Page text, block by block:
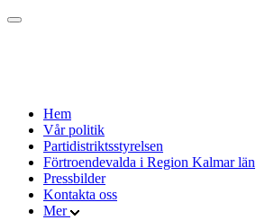
Hem
Vår politik
Partidistriktsstyrelsen
Förtroendevalda i Region Kalmar län
Pressbilder
Kontakta oss
Mer